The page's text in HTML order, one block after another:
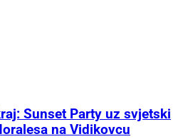
Sunset Party uz svjetski
na Vidikovcu